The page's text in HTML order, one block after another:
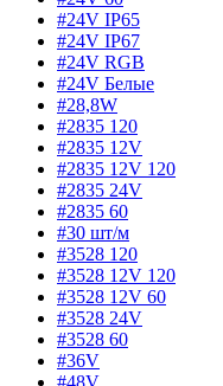
#24V IP65
#24V IP67
#24V RGB
#24V Белые
#28,8W
#2835 120
#2835 12V
#2835 12V 120
#2835 24V
#2835 60
#30 шт/м
#3528 120
#3528 12V 120
#3528 12V 60
#3528 24V
#3528 60
#36V
#48V